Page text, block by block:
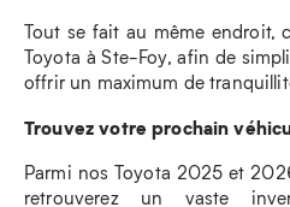
Tout se fait au même endroit,
Toyota à Ste-Foy, afin de
offrir un maximum de
Trouvez votre prochain
Parmi nos Toyota 2025 et
retrouverez un vaste